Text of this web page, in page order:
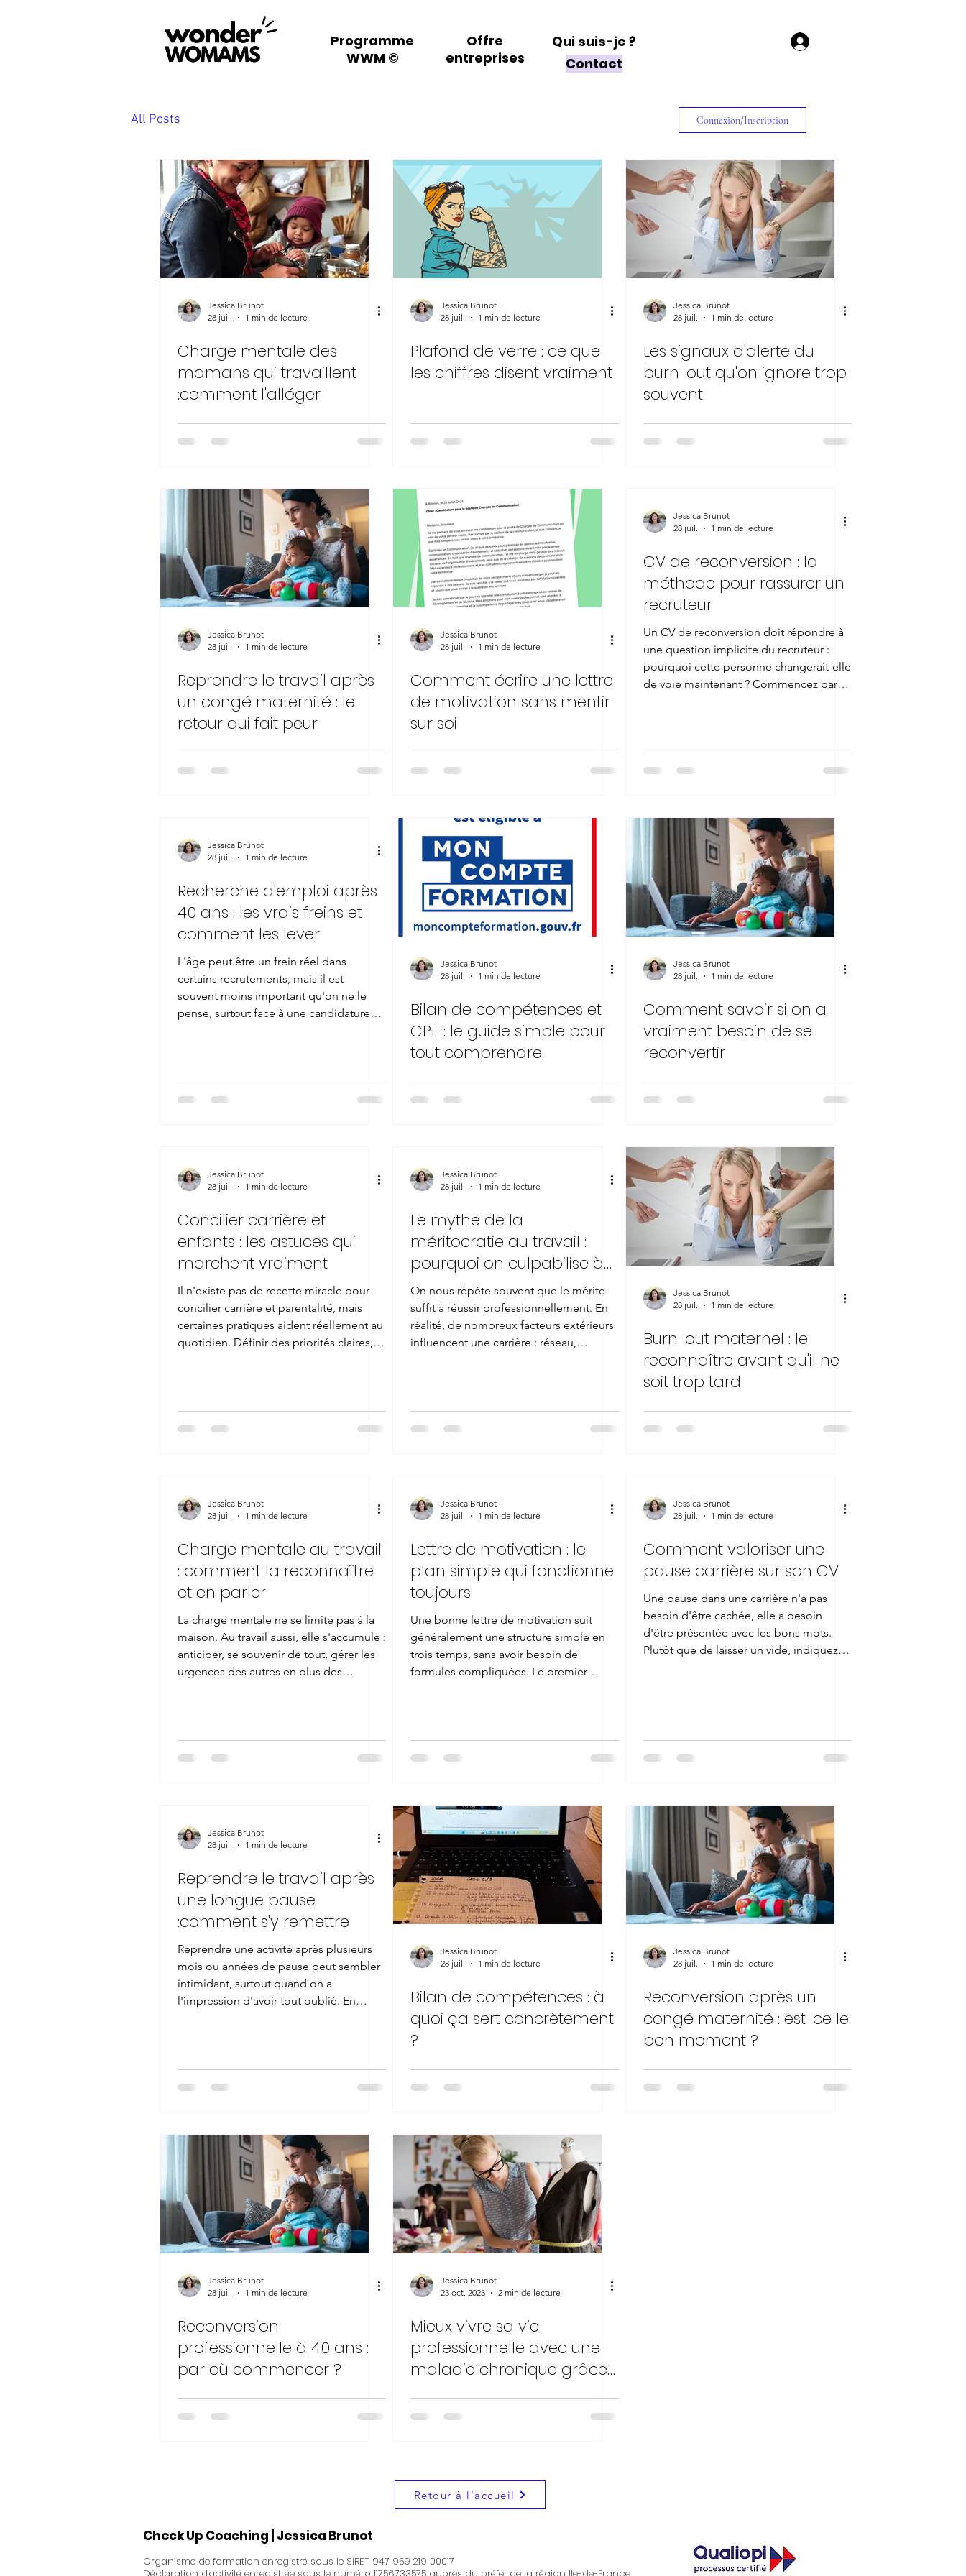
Programme
WWM ©
Qui suis-je ?
Contact
Offre
entreprises
All Posts Connexion/Inscription
Jessica Brunot
28 juil.
1 min de lecture
Charge mentale des
mamans qui travaillent
:comment l'alléger
Jessica Brunot
28 juil.
1 min de lecture
Plafond de verre : ce que
les chiffres disent vraiment
Jessica Brunot
28 juil.
1 min de lecture
Les signaux d'alerte du
burn-out qu'on ignore trop
souvent
Jessica Brunot
28 juil.
1 min de lecture
Reprendre le travail après
un congé maternité : le
retour qui fait peur
Jessica Brunot
28 juil.
1 min de lecture
Comment écrire une lettre
de motivation sans mentir
sur soi
Jessica Brunot
28 juil.
1 min de lecture
CV de reconversion : la
méthode pour rassurer un
recruteur
Un CV de reconversion doit répondre à
une question implicite du recruteur :
pourquoi cette personne changerait-elle
de voie maintenant ? Commencez par
de deviner votre parcours. Mettez en
avant les compétences transférables,
reste une gestion de projet, quel que
soit le secteur. Enfin, ajoute
Jessica Brunot
28 juil.
1 min de lecture
Recherche d'emploi après
40 ans : les vrais freins et
comment les lever
L'âge peut être un frein réel dans
certains recrutements, mais il est
souvent moins important qu'on ne le
pense, surtout face à une candidature
Ces croyances méritent d'être
questionnées avant de se décourager.
recruteur. La stabilité, la capacité à gérer
les
Jessica Brunot
28 juil.
1 min de lecture
Bilan de compétences et
CPF : le guide simple pour
tout comprendre
Jessica Brunot
28 juil.
1 min de lecture
Comment savoir si on a
vraiment besoin de se
reconvertir
Jessica Brunot
28 juil.
1 min de lecture
Concilier carrière et
enfants : les astuces qui
marchent vraiment
Il n'existe pas de recette miracle pour
concilier carrière et parentalité, mais
certaines pratiques aident réellement au
quotidien. Définir des priorités claires,
périodes demandent plus
d'investissement professionnel, d'autres
demande de lâch
Jessica Brunot
28 juil.
1 min de lecture
Le mythe de la
méritocratie au travail :
pourquoi on culpabilise à
tort
On nous répète souvent que le mérite
suffit à réussir professionnellement. En
réalité, de nombreux facteurs extérieurs
influencent une carrière : réseau,
s'auto-blâmer en cas d'échec ou de
stagnation, alors que les causes sont
relativiser la culpabilité qui accompagne
Jessica Brunot
28 juil.
1 min de lecture
Burn-out maternel : le
reconnaître avant qu'il ne
soit trop tard
Jessica Brunot
28 juil.
1 min de lecture
Charge mentale au travail
: comment la reconnaître
et en parler
La charge mentale ne se limite pas à la
maison. Au travail aussi, elle s'accumule :
anticiper, se souvenir de tout, gérer les
urgences des autres en plus des
vraiment "fermer" mentalement, même
en dehors du bureau. En parler à son
qu'une plainte généra
Jessica Brunot
28 juil.
1 min de lecture
Lettre de motivation : le
plan simple qui fonctionne
toujours
Une bonne lettre de motivation suit
généralement une structure simple en
trois temps, sans avoir besoin de
formules compliquées. Le premier
s'appliquer à n'importe quelle offre. Le
deuxième paragraphe relie vos
exemples concrets plutôt qu'une
longue liste. Le troisième paragraphe
conclut sur vo
Jessica Brunot
28 juil.
1 min de lecture
Comment valoriser une
pause carrière sur son CV
Une pause dans une carrière n'a pas
besoin d'être cachée, elle a besoin
d'être présentée avec les bons mots.
Plutôt que de laisser un vide, indiquez la
l'organisation, de la gestion de projet
la valeur. L'objectif n'est pas de justifi
Jessica Brunot
28 juil.
1 min de lecture
Reprendre le travail après
une longue pause
:comment s'y remettre
Reprendre une activité après plusieurs
mois ou années de pause peut sembler
intimidant, surtout quand on a
l'impression d'avoir tout oublié. En
rendre compte : organisation, gestion
de priorités, résolution de problèmes au
du travail actuel, qui a peut-être changé
depuis votre départ. Ensuite,
Jessica Brunot
28 juil.
1 min de lecture
Bilan de compétences : à
quoi ça sert concrètement
?
Jessica Brunot
28 juil.
1 min de lecture
Reconversion après un
congé maternité : est-ce le
bon moment ?
Jessica Brunot
28 juil.
1 min de lecture
Reconversion
professionnelle à 40 ans :
par où commencer ?
Jessica Brunot
23 oct. 2023
2 min de lecture
Mieux vivre sa vie
professionnelle avec une
maladie chronique grâce
travail
Retour à l'accueil
Check Up Coaching | Jessica Brunot
Organisme de formation enregistré sous le SIRET 947 959 219 00017